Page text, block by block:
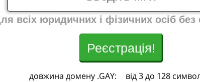
всіх юридичних і фізичних осіб
Реєстрація!
довжина домену .GAY:
від 3 до 128